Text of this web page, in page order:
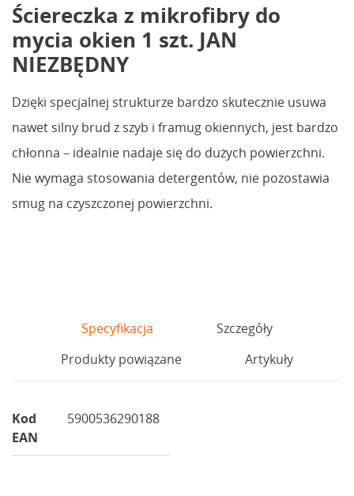
Ściereczka z mikrofibry do
mycia okien 1 szt. JAN
NIEZBĘDNY
Dzięki specjalnej strukturze bardzo skutecznie usuwa
nawet silny brud z szyb i framug okiennych, jest bardzo
chłonna – idealnie nadaje się do dużych powierzchni.
Nie wymaga stosowania detergentów, nie pozostawia
smug na czyszczonej powierzchni.
Specyfikacja
Szczegóły
Produkty powiązane
Artykuły
Kod
EAN
5900536290188